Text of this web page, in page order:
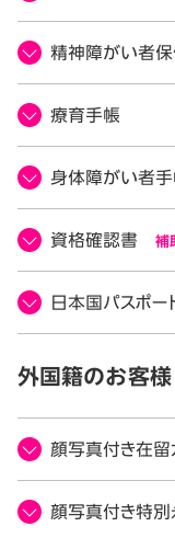
精神障がい者
療育手帳
身体障がい者手
資格確認書 補
日本国パスポー
外国籍のお客様
顔写真付き在留
顔写真付き特